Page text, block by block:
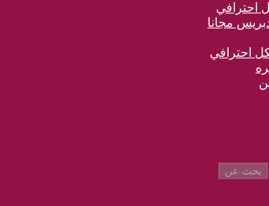
احترافي
مجانا
احترافي
بحث عن